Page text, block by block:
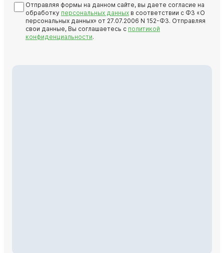
Отправляя формы на данном сайте, вы даете согласие на
обработку персональных данных в соответствии с ФЗ «О
персональных данных» от 27.07.2006 N 152-ФЗ. Отправляя
свои данные, Вы соглашаетесь с политикой
конфиденциальности.